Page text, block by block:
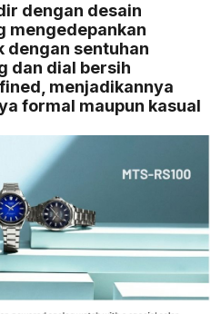
dengan desain
mengedepankan
dengan sentuhan
dan dial bersih
menjadikannya
formal maupun kasual